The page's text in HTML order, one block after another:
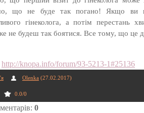
що не буде так погано! Якщо ви
гінеколога, а потім перестань
не будеш так боятися. Все тому, що це
http://knopa.info/forum/93-5213-1#25136
Olenka (27.02.2017)
0.0/0
: 0